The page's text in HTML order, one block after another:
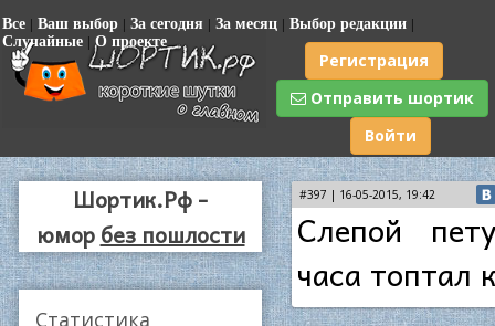
Все | Ваш выбор | За сегодня | За месяц | Выбор редакции |
Случайные | О проекте
Регистрация
Отправить шортик
Войти
Шортик.Рф -
юморбез пошлости
Статистика
#397 | 16-05-2015, 19:42
Слепой
часа топтал